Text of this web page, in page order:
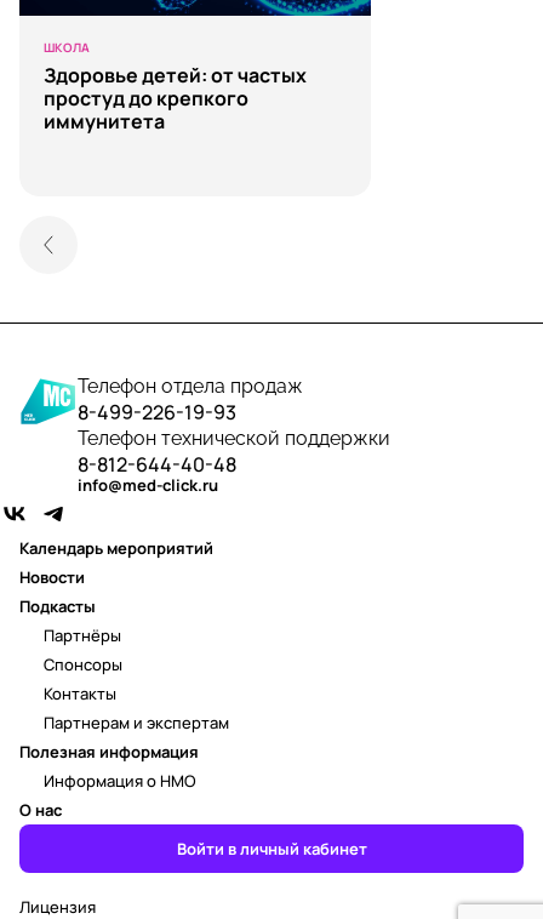
ШКОЛА
Здоровье детей: от частых
простуд до крепкого
иммунитета
Телефон отдела продаж
8-499-226-19-93
Телефон технической поддержки
8-812-644-40-48
info@med-click.ru
Календарь мероприятий
Новости
Подкасты
Полезная информация
Информация о НМО
О нас
Партнёры
Спонсоры
Контакты
Партнерам и экспертам
Войти в личный кабинет
Лицензия